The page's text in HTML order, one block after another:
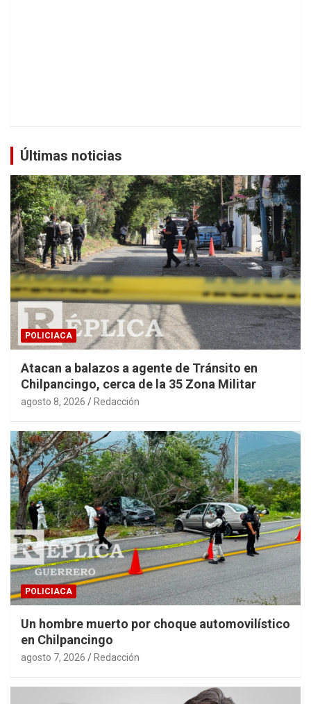
Últimas noticias
POLICIACA
Atacan a balazos a agente de Tránsito en
Chilpancingo, cerca de la 35 Zona Militar
agosto 8, 2026 Redacción
POLICIACA
Un hombre muerto por choque automovilístico
en Chilpancingo
agosto 7, 2026 Redacción